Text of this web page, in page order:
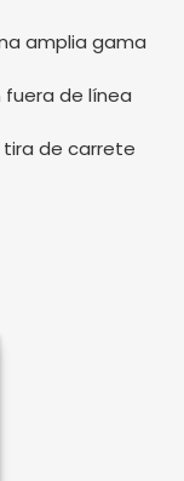
amplia gama
fuera de línea
de carrete